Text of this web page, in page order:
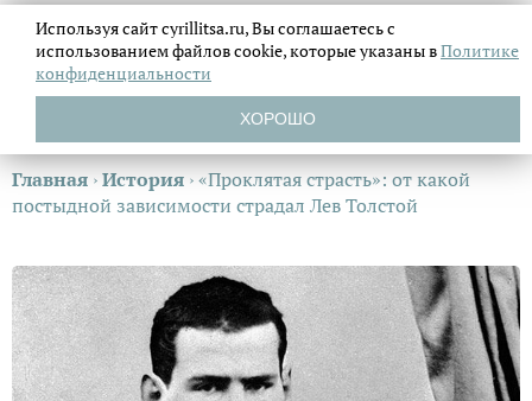
Главная ›История ›«Проклятая страсть»: от какой
постыдной зависимости страдал Лев Толстой
Используя сайт cyrillitsa.ru, Вы соглашаетесь с
использованием файловcookie, которые указаны вПолитике
конфиденциальности
ХОРОШО